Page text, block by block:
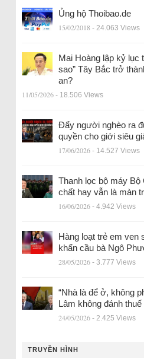
Ủng hộ Thoibao.de
15/02/2018 - 24.063 Views
Mai Hoàng lập kỷ lục
sao” Tây Bắc trở
an?
11/05/2026 - 18.506 Views
Đẩy người nghèo ra
quyền cho giới siêu
17/06/2026 - 14.527 Views
Thanh lọc bộ máy Bộ
chất hay vẫn là màn
16/06/2026 - 4.942 Views
Hàng loạt trẻ em ven
khẩn cầu bà Ngô
28/05/2026 - 3.777 Views
“Nhà là để ở, không
Lâm không đánh
24/05/2026 - 2.425 Views
TRUYỀN HÌNH